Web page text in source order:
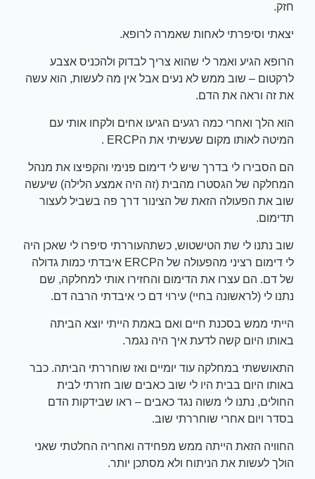
חזק.
יצאתי וסיפרתי לאחות שאמרה לרופא.
הרופא הגיע ואמר לי שהוא צריך לבדוק ולהכניס אצבע
לרקטום – שוב ממש לא נעים אבל אין מה לעשות, הוא עשה
את זה וראה את הדם.
הוא הלך ואחרי כמה רגעים הגיעו אחים ולקחו אותי עם
המיטה לאותו מקום שעשיתי את הERCP .
הם הסבירו לי בדרך שיש לי דימום פנימי והקפיצו את מנהל
המחלקה של הגסטרו מהבית (זה היה אמצע הלילה) שיעשה
שוב את הפעולה הזאת של הצינור דרך פה בשביל לעצור
תדימום.
שוב נתנו לי שת הטישטוש, כשתהעוררתי סיפרו לי שאכן היה
לי דימום רציני מהפעולה של הERCP איבדתי כמות גדולה
של דם. הם עצרו את הדימום והחזירו אותי למחלקה, שם
נתנו לי (לראשונה בחיי) עירוי דם כי איבדתי הרבה דם.
הייתי ממש בסכנת חיים ואם באמת הייתי יוצא הביתה
באותו היום קשה לדעת איך היה נגמר.
התאוששתי במחלקה עוד יומיים ואז שוחררתי הביתה. כבר
באותו היום בבית היו לי שוב כאבים שוב חזרתי לבית
החולים, נתנו לי משוה נגד כאבים – ראו שבידקות הדם
בסדר ויום אחרי שוחררתי שוב.
החוויה הזאת הייתה ממש מפחידה ואחריה החלטתי שאני
הולך לעשות את הניתוח ולא מסתכן יותר.